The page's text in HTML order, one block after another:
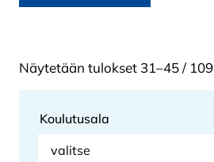
Näytetään tulokset 31–45 / 109
Koulutusala
valitse